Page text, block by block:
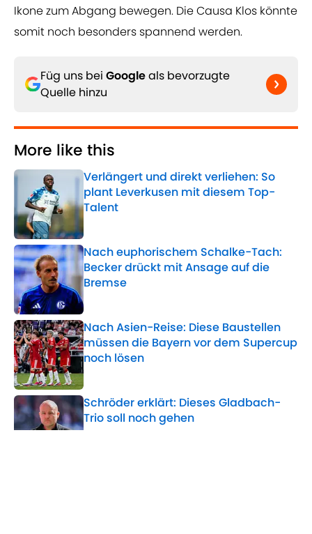
Ikone zum Abgang bewegen. Die Causa Klos könnte
somit noch besonders spannend werden.
Füg uns bei Googleals bevorzugte
Quelle hinzu
More like this
Verlängert und direkt verliehen: So
plant Leverkusen mit diesem Top-
Talent
Published by on Invalid Date
Nach euphorischem Schalke-Tach:
Becker drückt mit Ansage auf die
Bremse
Published by on Invalid Date
Nach Asien-Reise: Diese Baustellen
müssen die Bayern vor dem Supercup
noch lösen
Published by on Invalid Date
Schröder erklärt: Dieses Gladbach-
Trio soll noch gehen
Published by on Invalid Date